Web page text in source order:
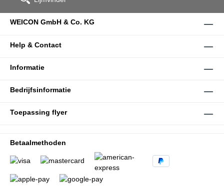
WEICON GmbH & Co. KG
Help & Contact
Informatie
Bedrijfsinformatie
Toepassing flyer
Betaalmethoden